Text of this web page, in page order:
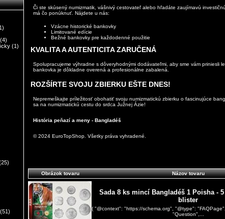
(4)
(1)
(51)
Či ste skúsený numizmatik, vášnivý cestovateľ alebo hľadáte zaujímavú
má čo ponúknuť. Nájdete u nás:
Vzácne historické bankovky
Limitované edície
Bežné bankovky pre každodenné použitie
KVALITA A AUTENTICITA ZARUČENÁ
Spolupracujeme výhradne s dôveryhodnými dodávateľmi, aby sme vám priniesli
bankovka je dôkladne overená a profesionálne zabalená.
ROZŠÍRTE SVOJU ZBIERKU EŠTE DNES!
Nepremeškajte príležitosť obohatiť svoju numizmatickú zbierku o fascinujúce
sa na numizmatickú cestu do srdca Južnej Ázie!
História peňazí a meny - Bangladéš
© 2024 EuroTopShop. Všetky práva vyhradené.
Obrázok tovaru Názov tovaru
Sada 8 ks mincí Bangladéš 1 Poisha - 5
blister
{ "@context": "https://schema.org", "@type":
"Question",...